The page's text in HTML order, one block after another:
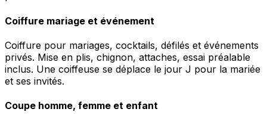
Coiffure mariage et événement
Coiffure pour mariages, cocktails, défilés et événements
privés. Mise en plis, chignon, attaches, essai préalable
inclus. Une coiffeuse se déplace le jour J pour la mariée
et ses invités.
Coupe homme, femme et enfant